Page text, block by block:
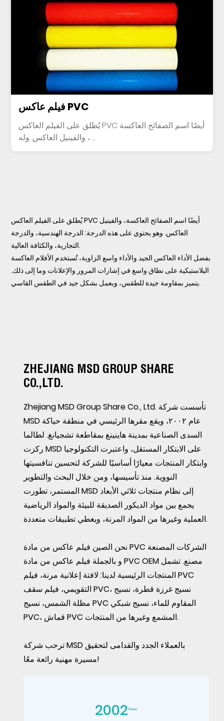
فيلم عاكس PVC
يُطلق على الفيلم العاكس PVC أيضًا اسم الصفائح العاكسة
، والفينيل العاكس. وله ...
يُطلق على الفيلم العاكس PVC أيضًا اسم الصفائح العاكسة، والفينيل
العاكس. وهو يحتوي على هذه الدرجة: الدرجة الهندسية، والدرجة
التجارية، والكثافة العالية.
بفضل الأداء العاكس الجيد والأداء واسع الزاوية، تُستخدم الأفلام العاكسة
البلاستيكية على نطاق واسع في إشارات المرور والإعلانات وما إلى ذلك.
يتميز بمقاومة جيدة للطقس، ويعمل بشكل جيد في الطقس القاسي.
ZHEJIANG MSD GROUP SHARE
CO.,LTD.
Zhejiang MSD Group Share Co., Ltd. تأسست شركة
MSD عام ٢٠٠٢، ويقع مقرها الرئيسي في منطقة حياكة
السدى الصناعية بمدينة هاينينغ بمقاطعة تشجيانغ. لطالما
ركزت MSD على الابتكار المستقل، واعتبرت التكنولوجيا
وابتكار المنتجات معيارًا أساسيًا للشركة لتحسين تنافسيتها
النووية. منذ تأسيسها، ومن خلال البحث والتطوير
المستمر، تطورت MSD إلى نظام منتجات ثلاثي الأبعاد
يجمع بين مواد الديكور الصديقة للبيئة والمواد الرياضية
العملية وغيرها من المواد المرنة، ويغطي تطبيقات متعددة.
نحن
الصين فيلم عاكس من مادة PVC الشركات المصنعة
و
بالجملة فيلم عاكس من مادة PVC OEM مصنع. تشمل
المنتجات الرئيسية لدينا: لافتة إعلانية مرنة، فيلم PVC
التقويمي، فيلم سقف PVC، نسيج غرزة قطرة، نسيج
مظلة الشمس، نسيج PVC المقاوم للماء، نسيج شبكي
PVC، قماش PVC المشمع وغيرها من المنتجات.
ترحب شركة MSD بالعملاء الجدد والقدامى لتحقيق
مسيرة مهنية رائعة معًا!
2002سنة